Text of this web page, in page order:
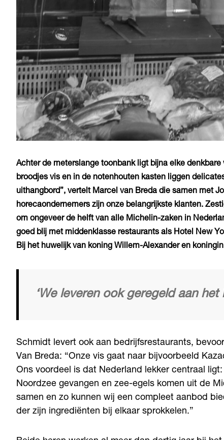
Achter de meterslange toonbank ligt bijna elke
broodjes vis en in de notenhouten kasten liggen
uithangbord”, vertelt Marcel van Breda die samen met
horecaondernemers zijn onze belangrijkste klanten.
om ongeveer de helft van alle Michelin-zaken in
goed blij met middenklasse restaurants als Hotel New
Bij het huwelijk van koning Willem-Alexander en
‘We leveren ook geregeld aan het
Schmidt levert ook aan bedrijfsrestaurants,
Van Breda: “Onze vis gaat naar bijvoorbeeld
Ons voordeel is dat Nederland lekker centraal
Noordzee gevangen en zee-egels komen uit de
samen en zo kunnen wij een compleet aanbod
der zijn ingrediënten bij elkaar sprokkelen.”